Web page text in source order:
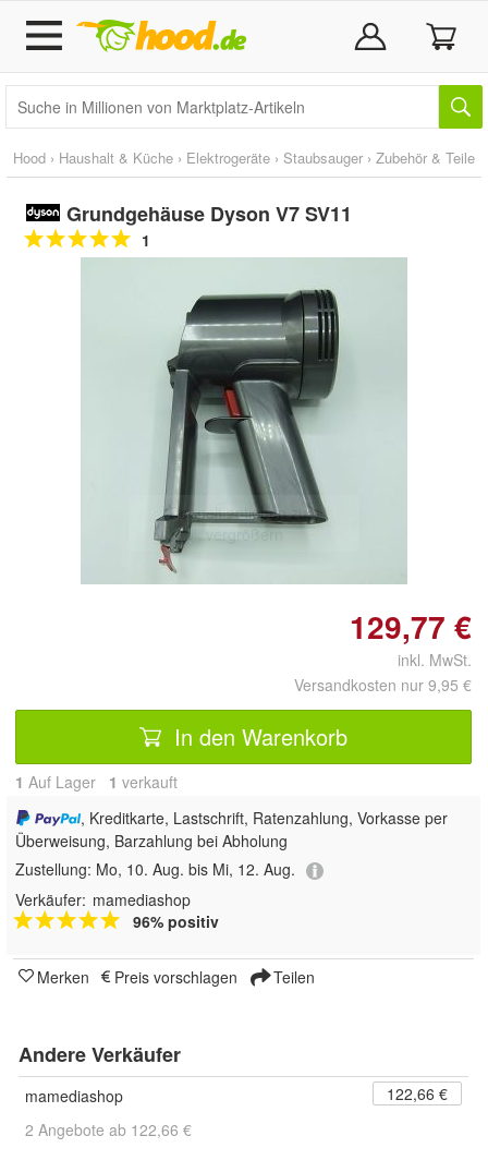
Hood › Haushalt & Küche › Elektrogeräte › Staubsauger › Zubehör & Teile
Grundgehäuse Dyson V7 SV11
1
Doppelt antippen zum
vergrößern
129,77 €
inkl. MwSt.
Versandkosten nur 9,95 €
In den Warenkorb
1 Auf Lager 1 verkauft
, Kreditkarte, Lastschrift, Ratenzahlung, Vorkasse per
Überweisung, Barzahlung bei Abholung
Zustellung: Mo, 10. Aug. bis Mi, 12. Aug.
Verkäufer: mamediashop
96% positiv
Merken Preis vorschlagen Teilen
Andere Verkäufer
mamediashop
122,66 €
2 Angebote ab 122,66 €